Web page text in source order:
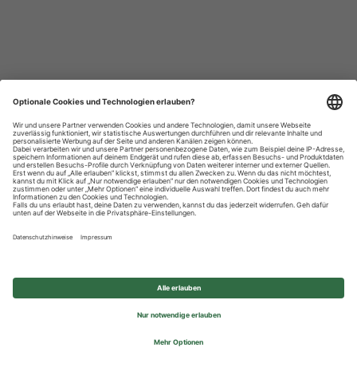
Datenschutzhinweise
Impressum
Privatsphäre-Einstellungen
© 2026 REWE Group - All rights reserved